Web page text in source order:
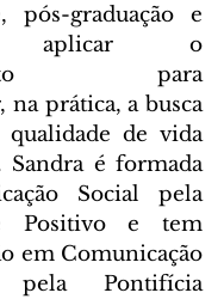
pós-graduação e
aplicar o
para
prática, a busca
de vida
Sandra é formada
Social pela
Positivo e tem
em Comunicação
pela Pontifícia